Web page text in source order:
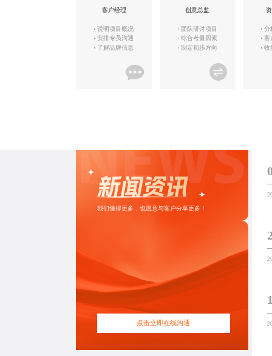
客户经理
说明项目概况
安排专员沟通
了解品牌信息
创意总监
团队研讨项目
综合考量因素
制定初步方向
分
客
收
我们懂得更多，也愿意与客户分享更多！
点击立即在线沟通